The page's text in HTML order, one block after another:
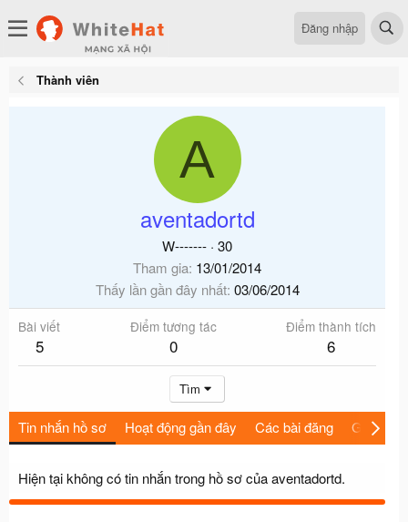
Đăng nhập
Thành viên
A
aventadortd
W------- · 30
Tham gia 13/01/2014
Thấy lần gần đây nhất 03/06/2014
Bài viết
5
Điểm tương tác
0
Điểm thành tích
6
Tìm
Tin nhắn hồ sơ Hoạt động gần đây Các bài đăng Giới thiệu
Hiện tại không có tin nhắn trong hồ sơ của aventadortd.